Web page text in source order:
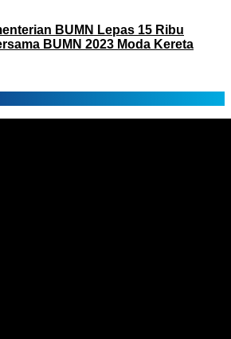
BUMN Lepas 15 Ribu
BUMN 2023 Moda Kereta